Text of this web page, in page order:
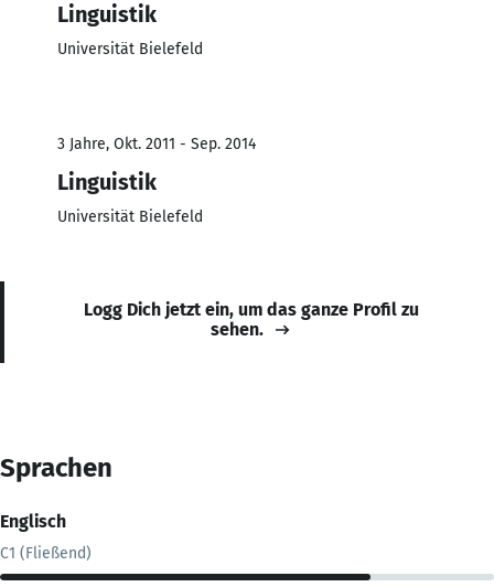
Linguistik
Universität Bielefeld
3 Jahre, Okt. 2011 - Sep. 2014
Linguistik
Universität Bielefeld
Logg Dich jetzt ein, um das ganze Profil zu
sehen.
Sprachen
Englisch
C1 (Fließend)